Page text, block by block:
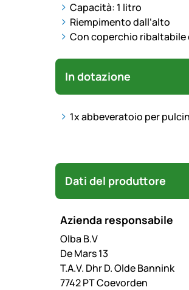
Capacità: 1 litro
Riempimento dall‘alto
Con coperchio ribaltabile
In dotazione
1x abbeveratoio per
Dati del produttore
Azienda responsabile
Olba B.V
De Mars 13
T.A.V. Dhr D. Olde Bannink
7742 PT Coevorden